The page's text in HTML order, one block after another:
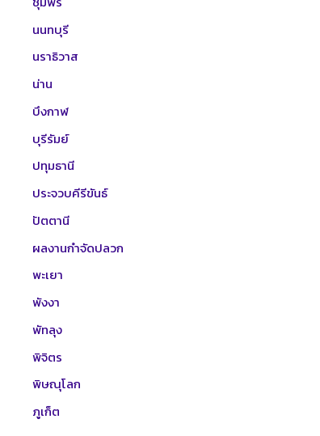
นนทบุรี
นราธิวาส
น่าน
บึงกาฬ
บุรีรัมย์
ปทุมธานี
ประจวบคีรีขันธ์
ปัตตานี
ผลงานกำจัดปลวก
พะเยา
พังงา
พัทลุง
พิจิตร
พิษณุโลก
ภูเก็ต